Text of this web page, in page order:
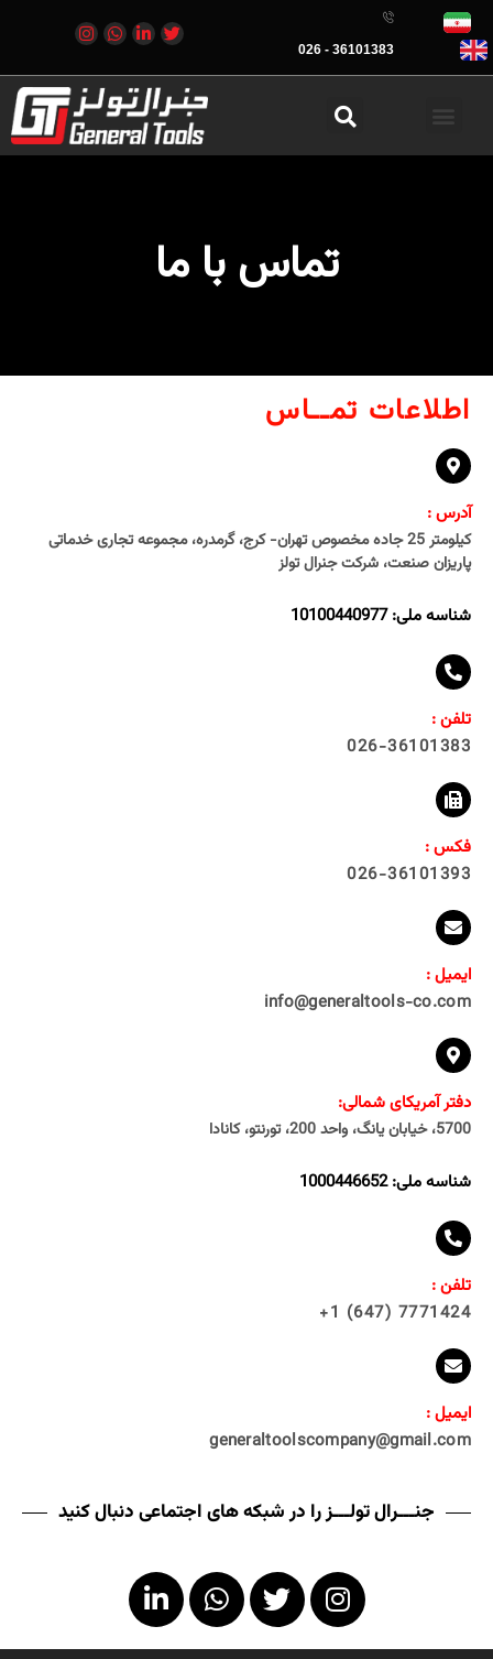
36101383 - 026
تماس با ما
اطلاعات تمــاس
آدرس :
کیلومتر 25 جاده مخصوص تهران- کرج، گرمدره، مجموعه تجاری خدماتی
پاریزان صنعت، شرکت جنرال تولز
شناسه ملی: 10100440977
تلفن :
026-36101383
فکس :
026-36101393
ایمیل :
info@generaltools-co.com
دفتر آمریکای شمالی:
5700، خیابان یانگ، واحد 200، تورنتو، کانادا
شناسه ملی: 1000446652
تلفن :
7771424 (647) 1+
ایمیل :
generaltoolscompany@gmail.com
جنـــرال تولـــز را در شبکه های اجتماعی دنبال کنید